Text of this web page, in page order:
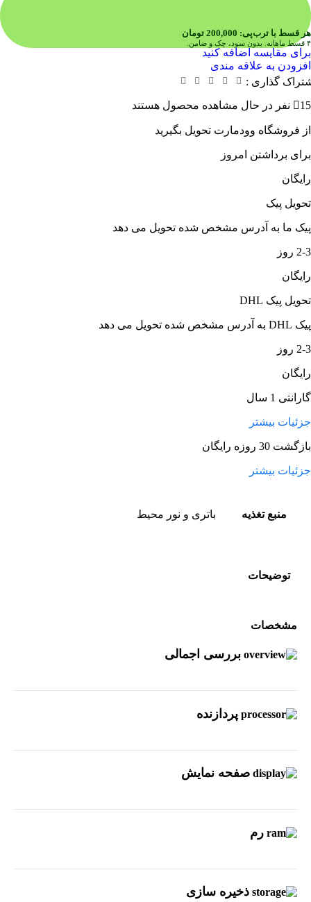
هر قسط با ترب‌پی: 200,000 تومان
۴ قسط ماهانه. بدون سود، چک و ضامن.
برای مقایسه اضافه کنید
افزودن به علاقه مندی
گذاری :
15 نفر در حال مشاهده محصول هستند
از فروشگاه وودمارت تحویل بگیرید
برای برداشتن امروز
رایگان
تحویل پیک
پیک ما به آدرس مشخص شده تحویل می دهد
2-3 روز
رایگان
تحویل پیک DHL
پیک DHL به آدرس مشخص شده تحویل می دهد
2-3 روز
رایگان
گارانتی 1 سال
جزئیات بیشتر
بازگشت 30 روزه رایگان
جزئیات بیشتر
منبع تغذیه باتری و نور محیط
توضیحات
مشخصات
بررسی اجمالی
پردازنده
صفحه نمایش
رم
ذخیره سازی